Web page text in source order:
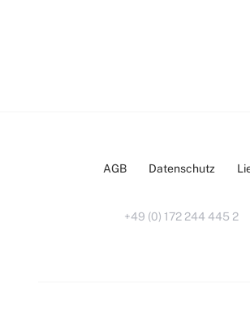
AGB Datenschutz
+49 (0) 172 244 445 2